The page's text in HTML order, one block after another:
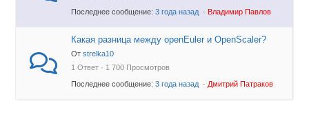
Последнее сообщение:3 года назад · Владимир Павлов
Какая разница между openEuler и OpenScaler?
Отstrelka10
1 Ответ · 1 700 Просмотров
Последнее сообщение:3 года назад · Дмитрий Патраков